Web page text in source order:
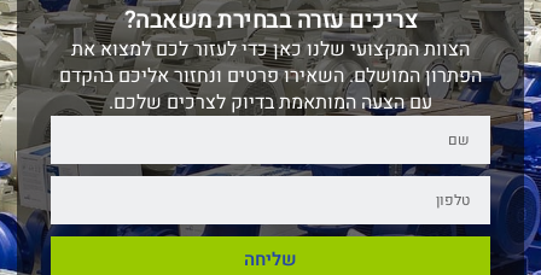
צריכים עזרה בבחירת משאבה?
הצוות המקצועי שלנו כאן כדי לעזור לכם למצוא את
הפתרון המושלם. השאירו פרטים ונחזור אליכם בהקדם
עם הצעה המותאמת בדיוק לצרכים שלכם.
שליחה